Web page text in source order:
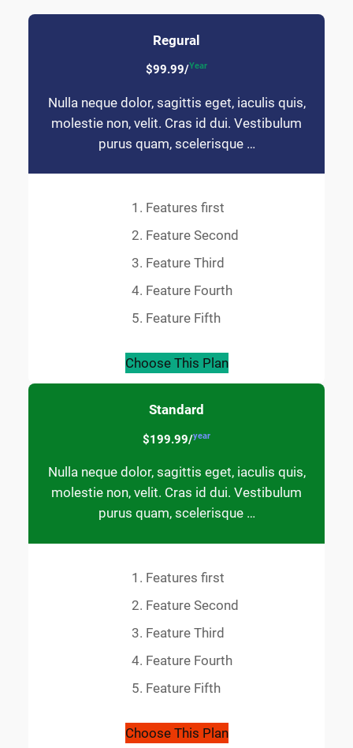
Regural
$99.99/Year
Nulla neque dolor, sagittis eget, iaculis quis,
molestie non, velit. Cras id dui. Vestibulum
purus quam, scelerisque …
Features first
Feature Second
Feature Third
Feature Fourth
Feature Fifth
Choose This Plan
Standard
$199.99/year
Nulla neque dolor, sagittis eget, iaculis quis,
molestie non, velit. Cras id dui. Vestibulum
purus quam, scelerisque …
Features first
Feature Second
Feature Third
Feature Fourth
Feature Fifth
Choose This Plan